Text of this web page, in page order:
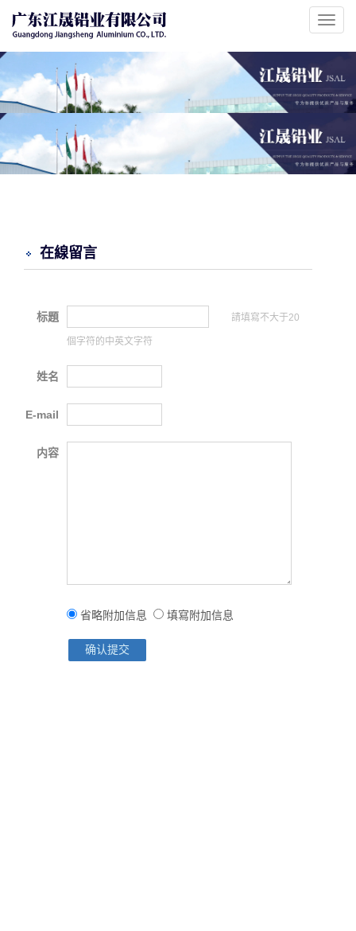
在線留言
标題 請填寫不大于20
個字符的中英文字符
姓名
E-mail
内容
省略附加信息 填寫附加信息